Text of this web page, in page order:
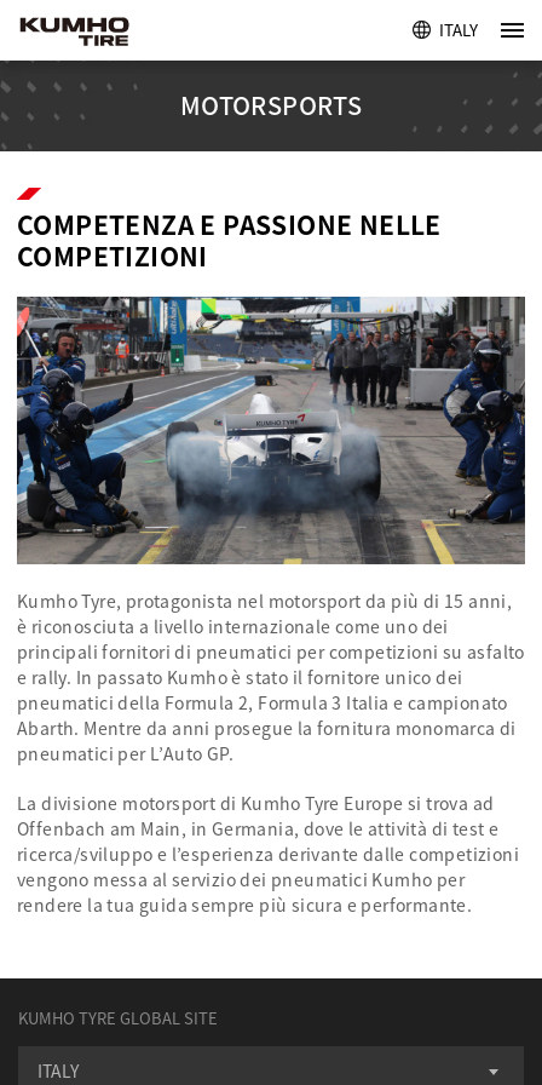
ITALY
MOTORSPORTS
COMPETENZA E PASSIONE NELLE
COMPETIZIONI
Kumho Tyre, protagonista nel motorsport da più di 15 anni,
è riconosciuta a livello internazionale come uno dei
principali fornitori di pneumatici per competizioni su asfalto
e rally. In passato Kumho è stato il fornitore unico dei
pneumatici della Formula 2, Formula 3 Italia e campionato
Abarth. Mentre da anni prosegue la fornitura monomarca di
pneumatici per L’Auto GP.
La divisione motorsport di Kumho Tyre Europe si trova ad
Offenbach am Main, in Germania, dove le attività di test e
ricerca/sviluppo e l’esperienza derivante dalle competizioni
vengono messa al servizio dei pneumatici Kumho per
rendere la tua guida sempre più sicura e performante.
KUMHO TYRE GLOBAL SITE
ITALY